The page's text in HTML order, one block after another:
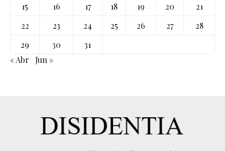
15
16 17 18 19 20
21
22
23 24 25 26 27
28
29
30
31
« Abr
Jun »